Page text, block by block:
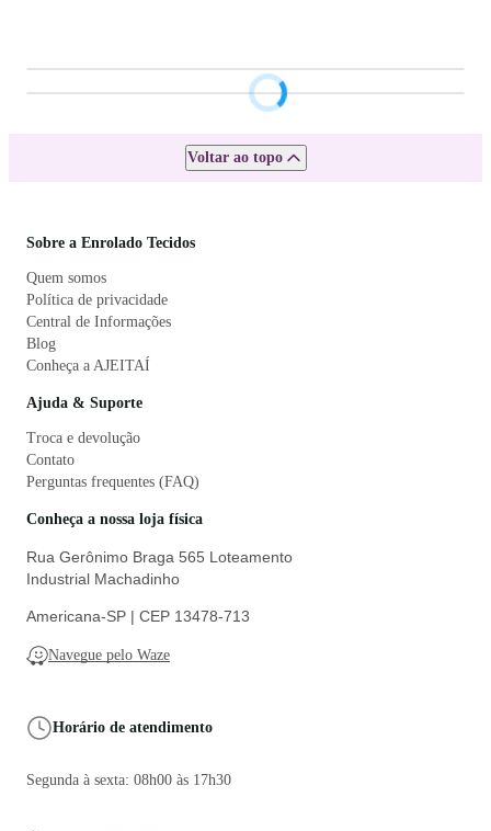
Voltar ao topo
Sobre a Enrolado Tecidos
Quem somos
Política de privacidade
Central de Informações
Blog
Conheça a AJEITAÍ
Ajuda & Suporte
Troca e devolução
Contato
Perguntas frequentes (FAQ)
Conheça a nossa loja física
Rua Gerônimo Braga 565 Loteamento
Industrial Machadinho
Americana-SP | CEP 13478-713
Navegue pelo Waze
Horário de atendimento
Segunda à sexta: 08h00 às 17h30